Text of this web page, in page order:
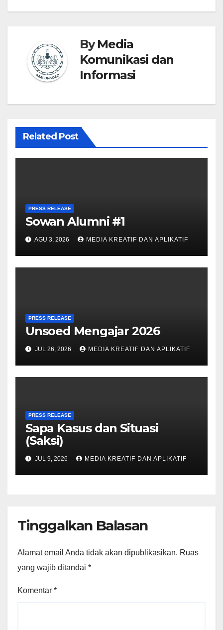
ByMedia
Komunikasi dan
Informasi
Related Post
PRESS RELEASE
Sowan Alumni #1
AGU 3, 2026 MEDIA KREATIF DAN APLIKATIF
PRESS RELEASE
Unsoed Mengajar 2026
JUL 26, 2026 MEDIA KREATIF DAN APLIKATIF
PRESS RELEASE
Sapa Kasus dan Situasi
(Saksi)
JUL 9, 2026 MEDIA KREATIF DAN APLIKATIF
Tinggalkan Balasan
Alamat email Anda tidak akan dipublikasikan. Ruas
yang wajib ditandai *
Komentar *